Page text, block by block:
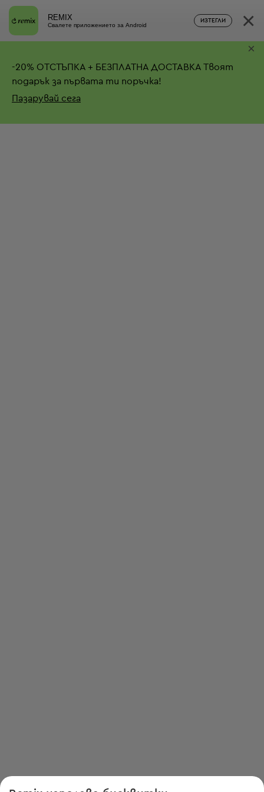
REMIX
Свалете приложението за Android
ИЗТЕГЛИ ×
-20% ОТСТЪПКА + БЕЗПЛАТНА ДОСТАВКА Твоят
подарък за първата ти поръчка!
Пазарувай сега
×